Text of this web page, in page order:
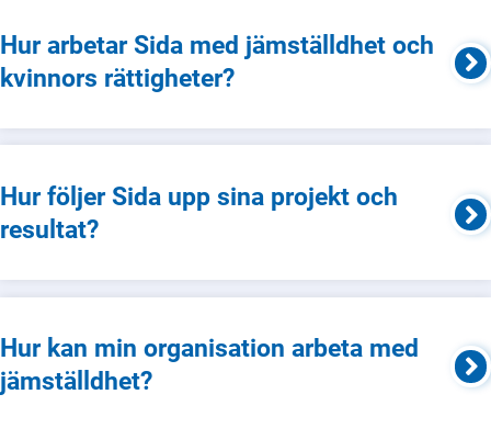
Hur arbetar Sida med jämställdhet och
kvinnors rättigheter?
Hur följer Sida upp sina projekt och
resultat?
Hur kan min organisation arbeta med
jämställdhet?